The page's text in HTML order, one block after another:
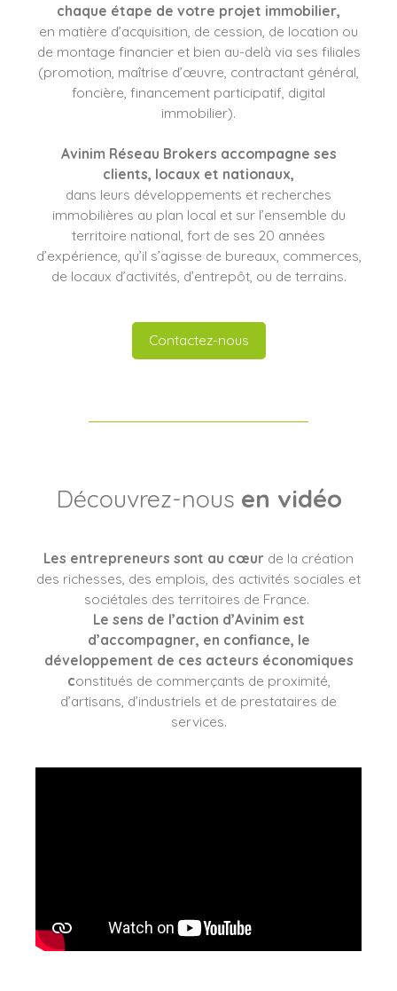
chaque étape de votre projet immobilier,
en matière d’acquisition, de cession, de location ou
de montage financier et bien au-delà via ses filiales
(promotion, maîtrise d’œuvre, contractant général,
foncière, financement participatif, digital
immobilier).
Avinim Réseau Brokers accompagne ses
clients, locaux et nationaux,
dans leurs développements et recherches
immobilières au plan local et sur l’ensemble du
territoire national, fort de ses 20 années
d’expérience, qu’il s’agisse de bureaux, commerces,
de locaux d’activités, d’entrepôt, ou de terrains.
Contactez-nous
Découvrez-nous en vidéo
Les entrepreneurs sont au cœur de la création
des richesses, des emplois, des activités sociales et
sociétales des territoires de France.
Le sens de l’action d’Avinim est
d’accompagner, en confiance, le
développement de ces acteurs économiques
constitués de commerçants de proximité,
d’artisans, d’industriels et de prestataires de
services.